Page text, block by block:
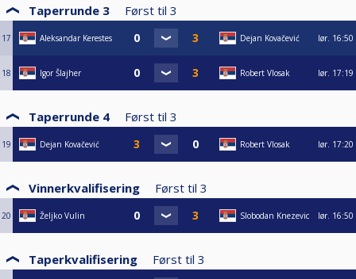
Taperrunde 3 Først til 3
17 Aleksandar Kerestes Dejan Kovačević lør. 16:50
18 Igor Šlajher Robert Vlosak lør. 17:19
Taperrunde 4 Først til 3
19 Dejan Kovačević Robert Vlosak lør. 17:20
Vinnerkvalifisering Først til 3
20 Željko Vulin Slobodan Knezevic lør. 16:50
Taperkvalifisering Først til 3